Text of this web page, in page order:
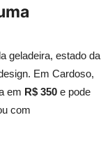
geladeira, estado da
Em Cardoso,
em R$ 350 e pode
com